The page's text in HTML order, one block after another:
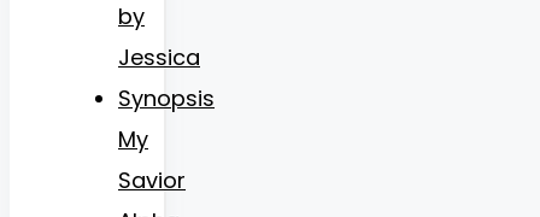
by
Jessica
Synopsis
My
Savior